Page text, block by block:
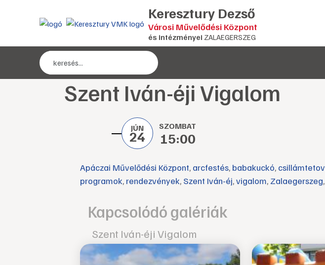
Keresztury Dezső
Városi Művelődési Központ
és intézményei ZALAEGERSZEG
Szent Iván-éji Vigalom
JÚN
24
SZOMBAT
15:00
Apáczai Művelődési Központ, arcfestés, babakuckó,
programok, rendezvények, Szent Iván-éj,vigalom, Zalaegerszeg,
Kapcsolódó galériák
Szent Iván-éji Vigalom